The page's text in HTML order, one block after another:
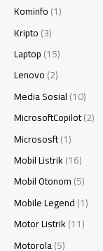
Kominfo(1)
Kripto(3)
Laptop(15)
Lenovo(2)
Media Sosial(10)
MicrosoftCopilot(2)
Micrososft(1)
Mobil Listrik(16)
Mobil Otonom(5)
Mobile Legend(1)
Motor Listrik(11)
Motorola(5)